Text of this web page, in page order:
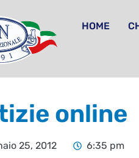
HOME
online
25, 2012 6:35 pm